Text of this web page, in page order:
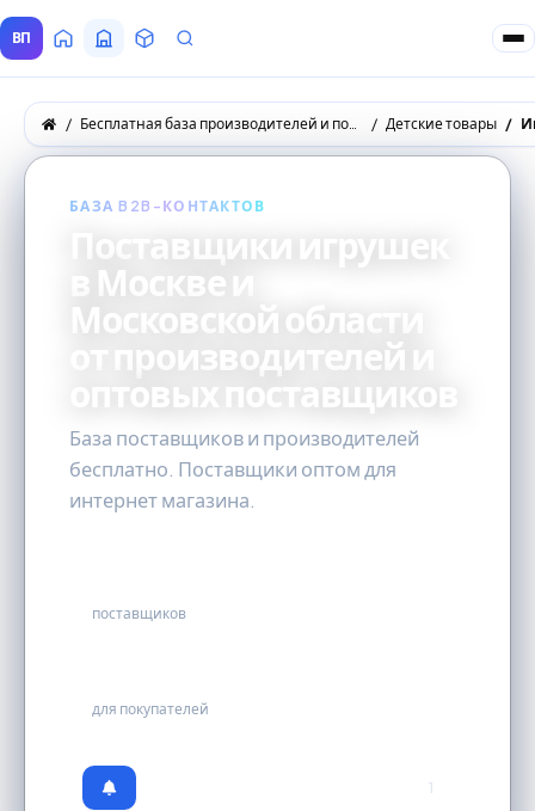
ВП ГлавнаяВсе Поставщики
ТоварыЗапросы покупателей
Бесплатная база производителей и поставщиков товаров оптом Детские товары
БАЗА B2B-КОНТАКТОВ
Поставщики игрушек
в Москве и
Московской области
от производителей и
оптовых поставщиков
База поставщиков и производителей
бесплатно. Поставщики оптом для
интернет магазина.
поставщиков
для покупателей
1